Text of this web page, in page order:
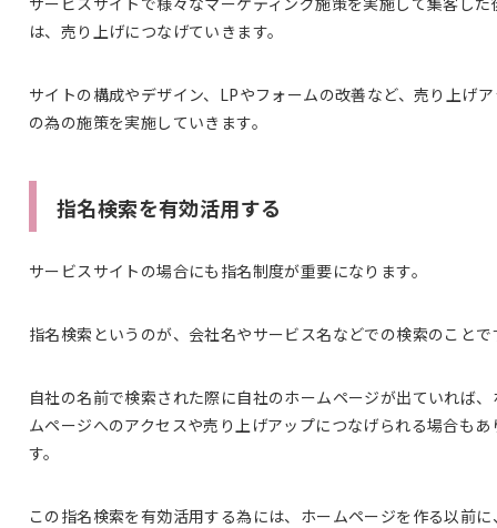
は、売り上げにつなげていきます。
サイトの構成やデザイン、LPやフォームの改善など、売り上げ
の為の施策を実施していきます。
指名検索を有効活用する
サービスサイトの場合にも指名制度が重要になります。
指名検索というのが、会社名やサービス名などでの検索のことで
自社の名前で検索された際に自社のホームページが出ていれば、
ムページへのアクセスや売り上げアップにつなげられる場合もあ
す。
この指名検索を有効活用する為には、ホームページを作る以前に